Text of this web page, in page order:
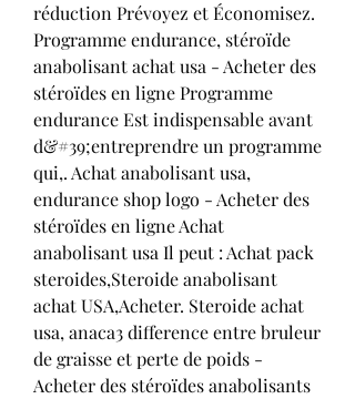
réduction Prévoyez et Économisez.
Programme endurance, stéroïde
anabolisant achat usa - Acheter des
stéroïdes en ligne Programme
endurance Est indispensable avant
d&#39;entreprendre un programme
qui,. Achat anabolisant usa,
endurance shop logo - Acheter des
stéroïdes en ligne Achat
anabolisant usa Il peut : Achat pack
steroides,Steroide anabolisant
achat USA,Acheter. Steroide achat
usa, anaca3 difference entre bruleur
de graisse et perte de poids -
Acheter des stéroïdes anabolisants